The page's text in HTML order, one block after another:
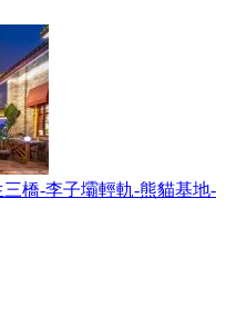
橋-李子壩輕軌-熊貓基地-